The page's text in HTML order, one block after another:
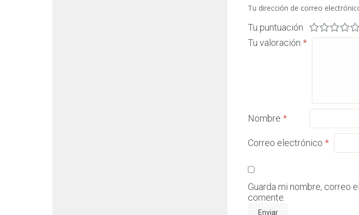
Tu dirección de correo
Tu puntuación
Tu valoración*
Nombre*
Correo electrónico*
Guarda mi nombre, correo
comente.